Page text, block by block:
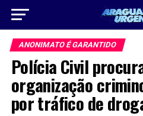
ANONIMATO É GARANTIDO
Polícia Civil
organização
por tráfico de